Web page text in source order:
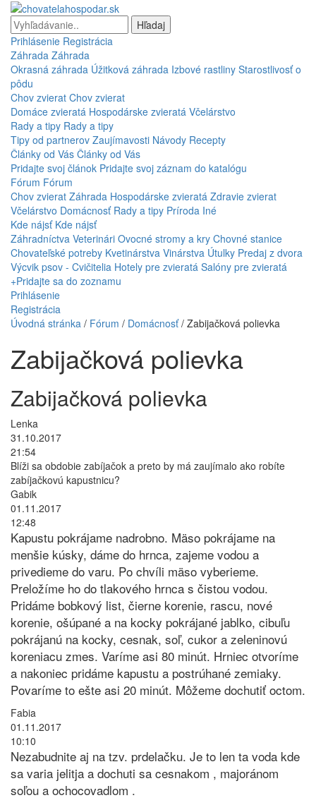
Hľadaj
Prihlásenie Registrácia
Záhrada Záhrada
Okrasná záhrada Úžitková záhrada Izbové rastliny Starostlivosť o
pôdu
Chov zvierat Chov zvierat
Domáce zvieratá Hospodárske zvieratá Včelárstvo
Rady a tipy Rady a tipy
Tipy od partnerov Zaujímavosti Návody Recepty
Články od Vás Články od Vás
Pridajte svoj článok Pridajte svoj záznam do katalógu
Fórum Fórum
Chov zvierat Záhrada Hospodárske zvieratá Zdravie zvierat
Včelárstvo Domácnosť Rady a tipy Príroda Iné
Kde nájsť Kde nájsť
Záhradníctva Veterinári Ovocné stromy a kry Chovné stanice
Chovateľské potreby Kvetinárstva Vinárstva Útulky Predaj z dvora
Výcvik psov - Cvičitelia Hotely pre zvieratá Salóny pre zvieratá
+Pridajte sa do zoznamu
Prihlásenie
Registrácia
Úvodná stránka / Fórum / Domácnosť / Zabijačková polievka
Zabijačková polievka
Zabijačková polievka
Lenka
31.10.2017
21:54
Blíži sa obdobie zabíjačok a preto by má zaujímalo ako robíte
zabíjačkovú kapustnicu?
Gabik
01.11.2017
12:48
Kapustu pokrájame nadrobno. Mäso pokrájame na
menšie kúsky, dáme do hrnca, zajeme vodou a
privedieme do varu. Po chvíli mäso vyberieme.
Preložíme ho do tlakového hrnca s čistou vodou.
Pridáme bobkový list, čierne korenie, rascu, nové
korenie, ošúpané a na kocky pokrájané jablko, cibuľu
pokrájanú na kocky, cesnak, soľ, cukor a zeleninovú
koreniacu zmes. Varíme asi 80 minút. Hrniec otvoríme
a nakoniec pridáme kapustu a postrúhané zemiaky.
Povaríme to ešte asi 20 minút. Môžeme dochutiť octom.
Fabia
01.11.2017
10:10
Nezabudnite aj na tzv. prdelačku. Je to len ta voda kde
sa varia jelitja a dochuti sa cesnakom , majoránom
soľou a ochocovadlom .